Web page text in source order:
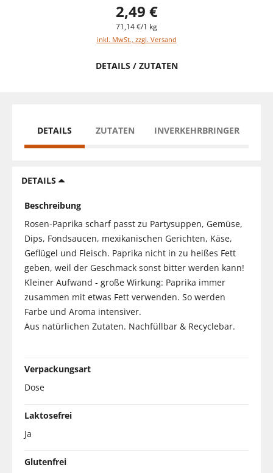
2,49 €
71,14 €/1 kg
inkl. MwSt., zzgl. Versand
DETAILS / ZUTATEN
DETAILS ZUTATEN INVERKEHRBRINGER
DETAILS
Beschreibung
Rosen-Paprika scharf passt zu Partysuppen, Gemüse,
Dips, Fondsaucen, mexikanischen Gerichten, Käse,
Geflügel und Fleisch. Paprika nicht in zu heißes Fett
geben, weil der Geschmack sonst bitter werden kann!
Kleiner Aufwand - große Wirkung: Paprika immer
zusammen mit etwas Fett verwenden. So werden
Farbe und Aroma intensiver.
Aus natürlichen Zutaten. Nachfüllbar & Recyclebar.
Verpackungsart
Dose
Laktosefrei
Ja
Glutenfrei